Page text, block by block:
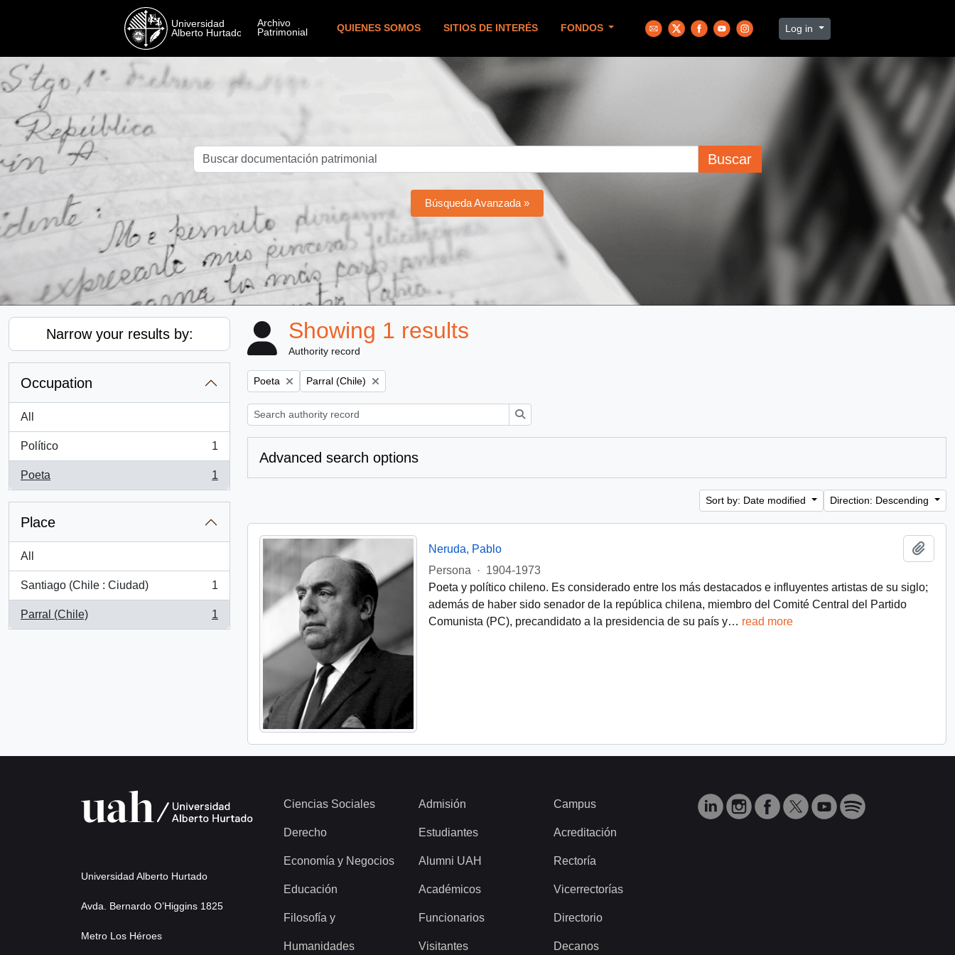
QUIENES SOMOS SITIOS DE INTERÉS FONDOS Log in
Buscar
Búsqueda Avanzada »
Narrow your results by:
Occupation
All
Político
, 1 results
1
Poeta
, 1 results
1
Place
All
Santiago (Chile : Ciudad)
, 1 results
1
Parral (Chile)
, 1 results
1
Showing 1 results
Authority record
Remove filter:
Poeta Remove filter:
Parral (Chile)
Advanced search options
Sort by: Date modified Direction: Descending
Neruda, Pablo
Persona
· 1904-1973
Poeta y político chileno. Es considerado entre los más destacados e influyentes artistas de su siglo;
además de haber sido senador de la república chilena, miembro del Comité Central del Partido
Comunista (PC), precandidato a la presidencia de su país y… read more
Universidad Alberto Hurtado
Avda. Bernardo O’Higgins 1825
Metro Los Héroes
Ciencias Sociales
Derecho
Economía y Negocios
Educación
Filosofía y
Humanidades
Admisión
Estudiantes
Alumni UAH
Académicos
Funcionarios
Visitantes
Campus
Acreditación
Rectoría
Vicerrectorías
Directorio
Decanos